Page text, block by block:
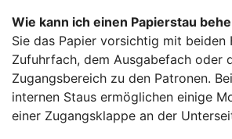
Wie kann ich einen Papierstau
Sie das Papier vorsichtig mit beiden
Zufuhrfach, dem Ausgabefach oder
Zugangsbereich zu den Patronen.
internen Staus ermöglichen einige
einer Zugangsklappe an der